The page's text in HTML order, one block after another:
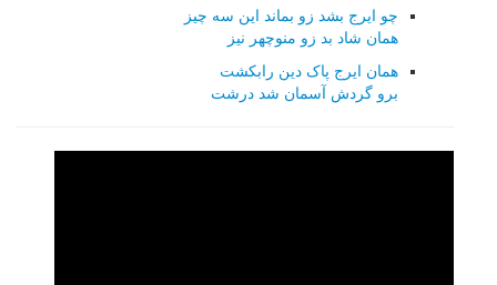
چو ایرج بشد زو بماند این سه چیز
همان شاد بد زو منوچهر نیز
همان ایرج پاک دین رابکشت
برو گردش آسمان شد درشت